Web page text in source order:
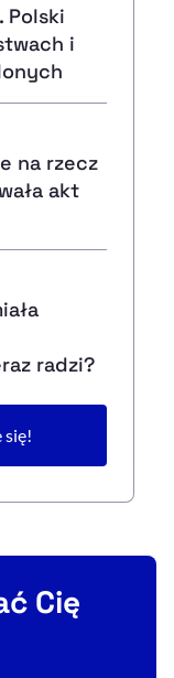
Polski
i
na rzecz
akt
radzi?
się!
Cię